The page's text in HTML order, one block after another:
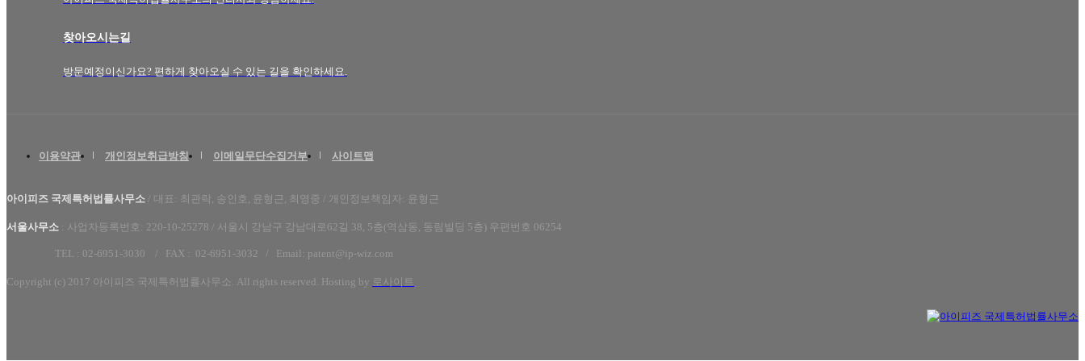
찾아오시는길
방문예정이신가요? 편하게 찾아오실 수 있는 길을 확인하세요.
이용약관 개인정보취급방침 이메일무단수집거부 사이트맵
아이피즈 국제특허법률사무소 / 대표: 최관락, 송인호, 윤형근, 최영중 / 개인정보책임자: 윤형근
서울사무소 : 사업자등록번호: 220-10-25278 / 서울시 강남구 강남대로62길 38, 5층(역삼동, 동림빌딩 5층) 우편번호 06254
TEL : 02-6951-3030 / FAX : 02-6951-3032 / Email: patent@ip-wiz.com
Copyright (c) 2017 아이피즈 국제특허법률사무소. All rights reserved. Hosting by 로사이트